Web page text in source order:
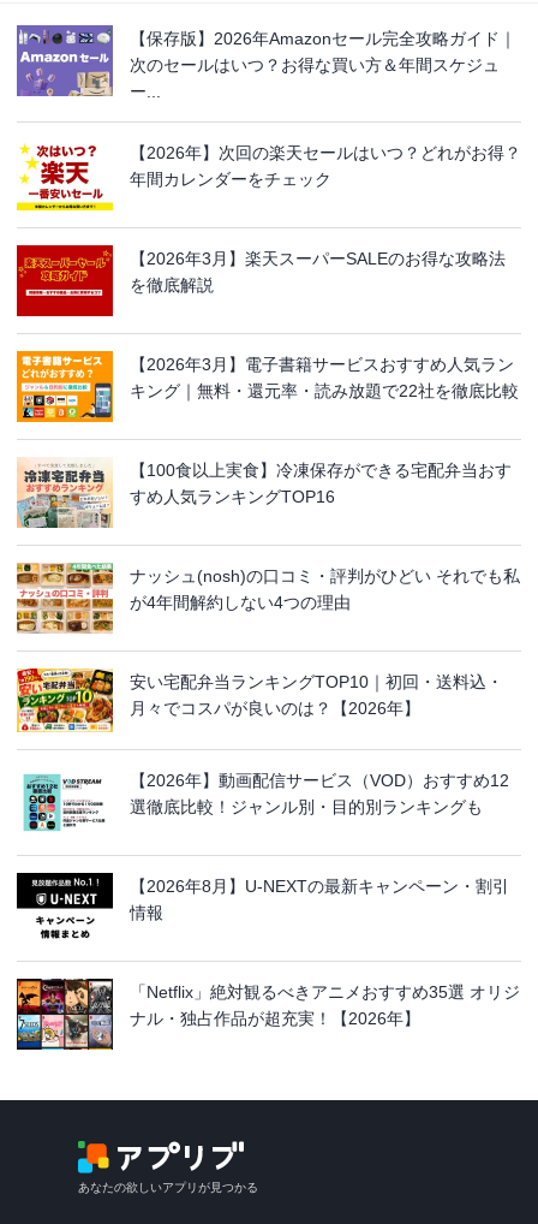
【保存版】2026年Amazonセール完全攻略ガイド｜
次のセールはいつ？お得な買い方＆年間スケジュ
ー...
【2026年】次回の楽天セールはいつ？どれがお得？
年間カレンダーをチェック
【2026年3月】楽天スーパーSALEのお得な攻略法
を徹底解説
【2026年3月】電子書籍サービスおすすめ人気ラン
キング｜無料・還元率・読み放題で22社を徹底比較
【100食以上実食】冷凍保存ができる宅配弁当おす
すめ人気ランキングTOP16
ナッシュ(nosh)の口コミ・評判がひどい それでも私
が4年間解約しない4つの理由
安い宅配弁当ランキングTOP10｜初回・送料込・
月々でコスパが良いのは？【2026年】
【2026年】動画配信サービス（VOD）おすすめ12
選徹底比較！ジャンル別・目的別ランキングも
【2026年8月】U-NEXTの最新キャンペーン・割引
情報
「Netflix」絶対観るべきアニメおすすめ35選 オリジ
ナル・独占作品が超充実！【2026年】
あなたの欲しいアプリが見つかる